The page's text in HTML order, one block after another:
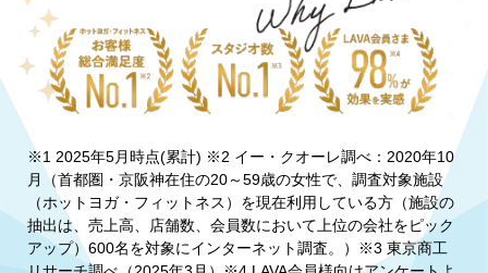
※1 2025年5月時点(累計) ※2 イー・クオーレ調べ：2020年10
月（首都圏・京阪神在住の20～59歳の女性で、調査対象施設
（ホットヨガ・フィットネス）を現在利用している方（施設の
抽出は、売上高、店舗数、会員数において上位の会社をピック
アップ）600名を対象にインターネット調査。）※3 東京商工